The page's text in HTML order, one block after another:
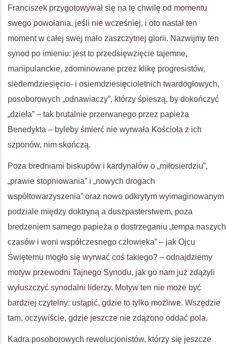
Franciszek przygotowywał się na tę chwilę od momentu
swego powołania, jeśli nie wcześniej, i oto nastał ten
moment w całej swej mało zaszczytnej glorii. Nazwijmy ten
synod po imieniu: jest to przedsięwzięcie tajemne,
manipulanckie, zdominowane przez klikę progresistów,
siedemdziesięcio- i osiemdziesięcioletnich twardogłowych,
posoborowych „odnawiaczy”, którzy śpieszą, by dokończyć
„dzieła” – tak brutalnie przerwanego przez papieża
Benedykta – byleby śmierć nie wyrwała Kościoła z ich
szponów, nim skończą.
Poza bredniami biskupów i kardynałów o „miłosierdziu”,
„prawie stopniowania” i „nowych drogach
współtowarzyszenia” oraz nowo odkrytym wyimaginowanym
podziale między doktryną a duszpasterstwem, poza
bredzeniem samego papieża o dostrzeganiu „tempa naszych
czasów i woni współczesnego człowieka” – jak Ojcu
Świętemu mogło się wyrwać coś takiego? – odnajdziemy
motyw przewodni Tajnego Synodu, jak go nam już zdążyli
wyłuszczyć synodalni liderzy. Motyw ten nie może być
bardziej czytelny: ustąpić, gdzie to tylko możliwe. Wszędzie
tam, oczywiście, gdzie jeszcze nie zdążono oddać pola.
Kadra posoborowych rewolucjonistów, którzy się jeszcze